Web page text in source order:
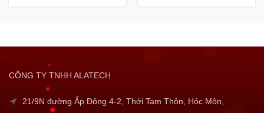
CÔNG TY TNHH ALATECH
21/9N đường Ấp Đông 4-2, Thới Tam Thôn, Hóc Môn,